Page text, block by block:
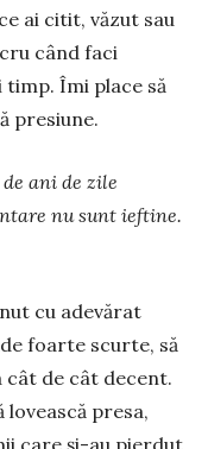
ai citit, văzut sau
când faci
Îmi place să
presiune.
ani de zile
nu sunt ieftine.
cu adevărat
foarte scurte, să
cât de cât decent.
presa,